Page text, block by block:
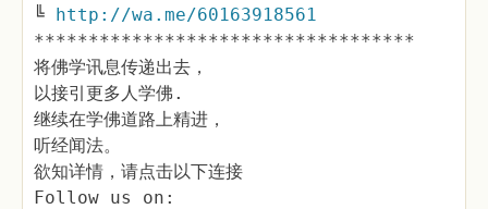
╚ http://wa.me/60163918561
***********************************
将佛学讯息传递出去，
以接引更多人学佛.
继续在学佛道路上精进，
听经闻法。
欲知详情，请点击以下连接
Follow us on: